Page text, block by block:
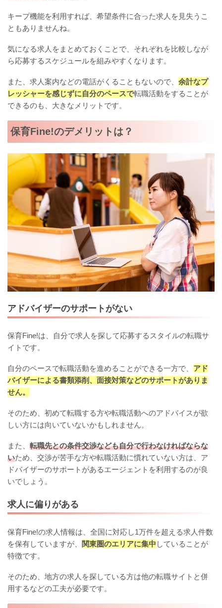
キープ機能を利用すれば、希望条件に合った求人を見失うこ
ともありませんね。
気になる求人をまとめておくことで、それぞれを比較しなが
ら応募するスケジュールを組みやすくなります。
また、求人案内などの電話がくることもないので、 余計なプ
レッシャーを感じずに自分のペースで転職活動をすることが
できるのも、大きなメリットです。
保育Fine!のデメリットは？
アドバイザーのサポートがない
保育Fine!は、自分で求人を探して応募するスタイルの転職サ
イトです。
自分のペースで転職活動を進めることができる一方で、 アド
バイザーによる書類添削、面接対策などのサポートがありま
せん。
そのため、初めて転職する方や転職活動へのアドバイスが欲
しい方には向いていないかもしれません。
また、 転職先との条件交渉なども自分で行わなければならな
いため、交渉が苦手な方や転職活動に慣れていない方は、ア
ドバイザーのサポートがあるエージェントを利用するのが良
いでしょう。
求人に偏りがある
保育Fine!の求人情報は、全国に対応し1万件を超える求人件数
を保有していますが、
関東圏のエリアに集中 していることが
特徴です。
そのため、地方の求人を探している方は他の転職サイトと併
用するなどの工夫が必要です。